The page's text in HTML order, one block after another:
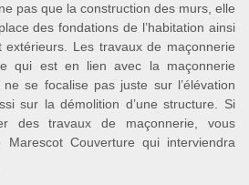
pas que la construction des murs, elle
des fondations de l’habitation ainsi
Les travaux de maçonnerie
qui est en lien avec la maçonnerie
se focalise pas juste sur l’élévation
sur la démolition d’une structure. Si
des travaux de maçonnerie, vous
Couverture qui interviendra